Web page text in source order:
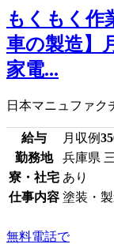
もくもく作
車の製造】
家電...
日本マニュファク
給与 月収例
勤務地
兵庫県
寮・社宅 あり
仕事内容 塗装・
無料電話で